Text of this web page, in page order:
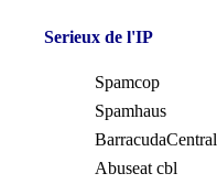
Serieux de l'IP
Spamcop
Spamhaus
BarracudaCentral
Abuseat cbl